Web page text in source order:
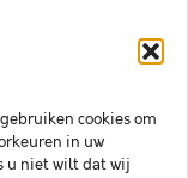
cookies om
in uw
u niet wilt dat wij
BIV 505084